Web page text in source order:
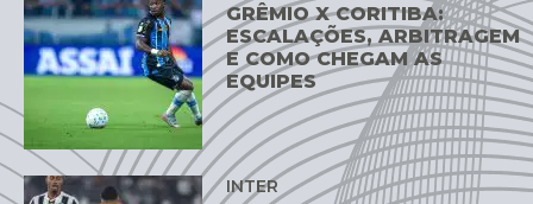
GRÊMIO X CORITIBA:
ESCALAÇÕES, ARBITRAGEM
E COMO CHEGAM AS
EQUIPES
INTER